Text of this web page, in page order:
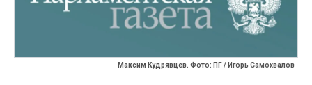
Максим Кудрявцев. Фото: ПГ / Игорь Самохвалов